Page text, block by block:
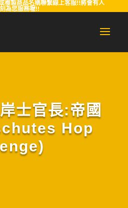
複製商品名稱聯繫線上客服!!將會有人
為您服務喔!!
士官長:帝國
Hop